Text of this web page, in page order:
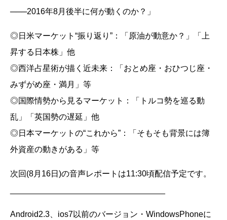
───2016年8月後半に何が動くのか？」
◎日米マーケット“振り返り”：「原油が動意か？」「上
昇する日本株」他
◎西洋占星術が描く近未来：「おとめ座・おひつじ座・
みずがめ座・満月」等
◎国際情勢から見るマーケット：「トルコ勢を巡る動
乱」「英国勢の遅延」他
◎日本マーケットの“これから”：「そもそも背景には簿
外資産の動きがある」等
次回(8月16日)の音声レポートは11:30頃配信予定です。
Android2.3、ios7以前のバージョン・WindowsPhoneに